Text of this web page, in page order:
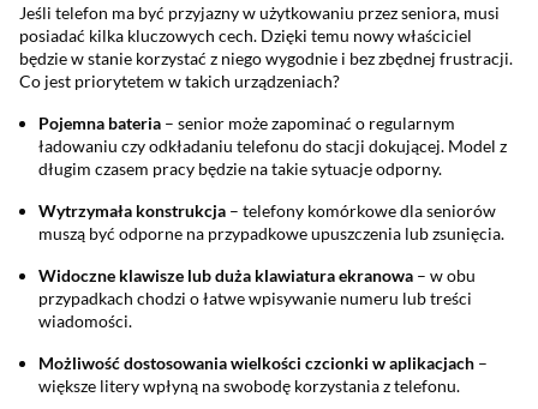
Jeśli telefon ma być przyjazny w użytkowaniu przez seniora, musi
posiadać kilka kluczowych cech. Dzięki temu nowy właściciel
będzie w stanie korzystać z niego wygodnie i bez zbędnej frustracji.
Co jest priorytetem w takich urządzeniach?
Pojemna bateria – senior może zapominać o regularnym
ładowaniu czy odkładaniu telefonu do stacji dokującej. Model z
długim czasem pracy będzie na takie sytuacje odporny.
Wytrzymała konstrukcja – telefony komórkowe dla seniorów
muszą być odporne na przypadkowe upuszczenia lub zsunięcia.
Widoczne klawisze lub duża klawiatura ekranowa – w obu
przypadkach chodzi o łatwe wpisywanie numeru lub treści
wiadomości.
Możliwość dostosowania wielkości czcionki w aplikacjach –
większe litery wpłyną na swobodę korzystania z telefonu.